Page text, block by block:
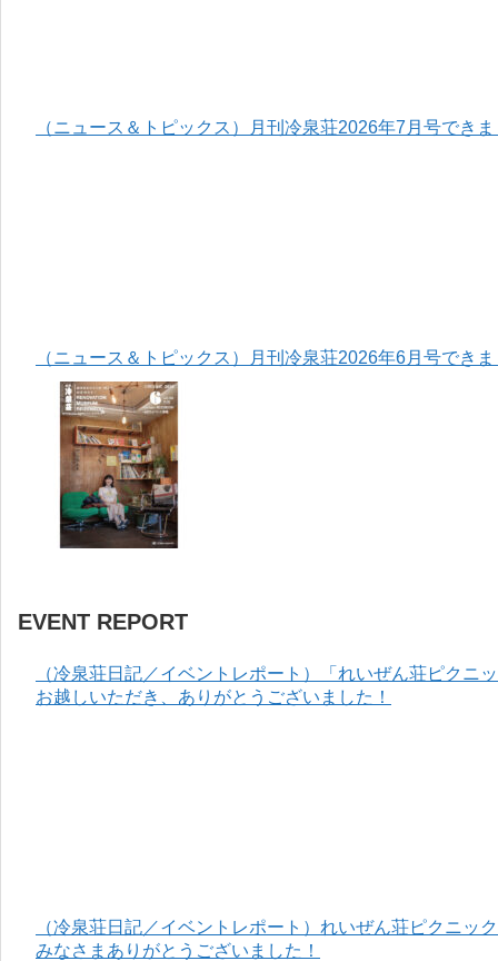
（ニュース＆トピックス）月刊冷泉荘2026年7月号でき
（ニュース＆トピックス）月刊冷泉荘2026年6月号でき
EVENT REPORT
（冷泉荘日記／イベントレポート）「れいぜん荘ピクニ
お越しいただき、ありがとうございました！
（冷泉荘日記／イベントレポート）れいぜん荘ピクニッ
みなさまありがとうございました！